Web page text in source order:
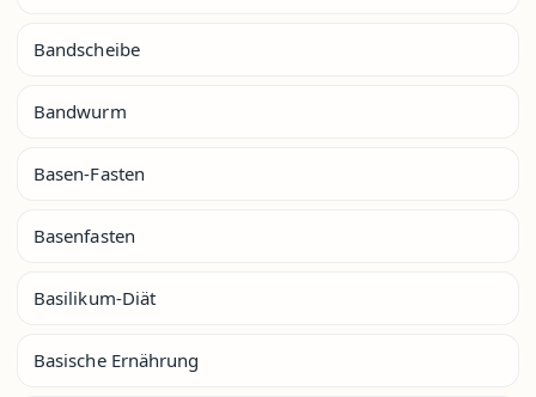
Bandscheibe
Bandwurm
Basen-Fasten
Basenfasten
Basilikum-Diät
Basische Ernährung